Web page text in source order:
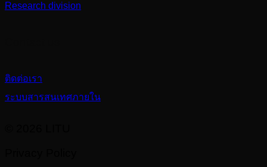
Research division
ติดต่อเรา
ระบบสารสนเทศภายใน